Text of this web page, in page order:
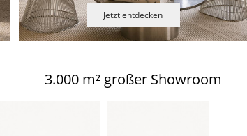
3.000 m² großer Showroom
Jetzt entdecken